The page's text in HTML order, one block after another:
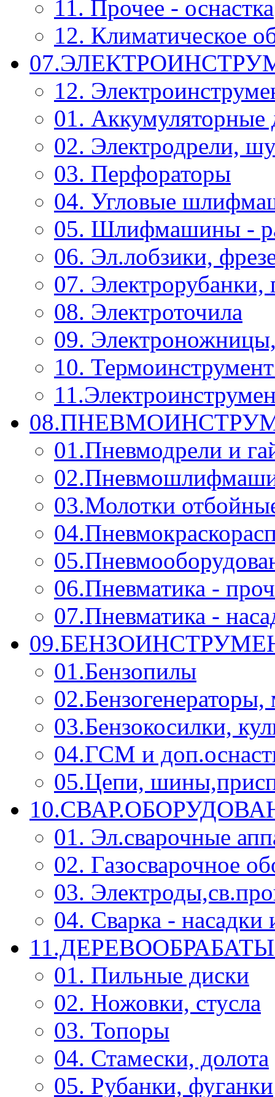
11. Прочее - оснастка
12. Климатическое
12.
01. Аккумуляторные
02. Электродрели,
03. Перфораторы
04. Угловые
05. Шлифмашины -
06. Эл.лобзики,
07. Электрорубанки,
08. Электроточила
09.
10.
01.Пневмодрели и
03.Молотки
06.Пневматика -
07.Пневматика -
01.Бензопилы
03.Бензокосилки,
04.ГСМ и
05.Цепи,
01. Эл.сварочные
02. Газосварочное
03.
04. Сварка -
01. Пильные диски
02. Ножовки, стусла
03. Топоры
04. Стамески, долота
05. Рубанки, фуганки